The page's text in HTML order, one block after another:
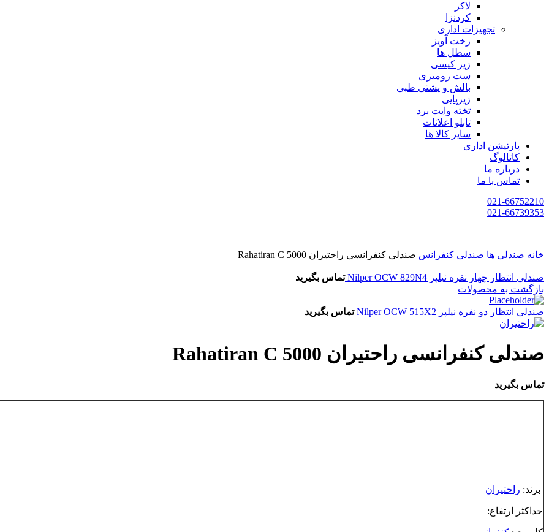
لاکر
کردنزا
تجهیزات اداری
رخت آویز
سطل ها
زیر کیسی
ست رومیزی
بالش و پشتی طبی
زیرپایی
تخته وایت برد
تابلو اعلانات
سایر کالا ها
پارتیشن اداری
کاتالوگ
درباره ما
تماس با ما
021-66752210
021-66739353
خانه صندلی ها صندلی کنفرانس صندلی کنفرانسی راحتیران Rahatiran C 5000
صندلی انتظار چهار نفره نیلپر Nilper OCW 829N4
تماس بگیرید
بازگشت به محصولات
صندلی انتظار دو نفره نیلپر Nilper OCW 515X2 تماس بگیرید
صندلی کنفرانسی راحتیران Rahatiran C 5000
تماس بگیرید
برند: راحتیران
حداکثر ارتفاع: